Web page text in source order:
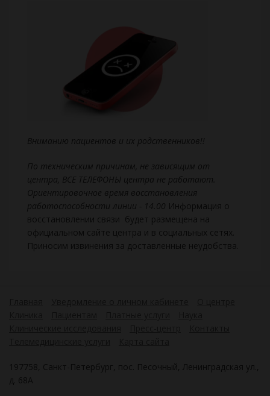
Вниманию пациентов и их родственников!!
По техническим причинам, не зависящим от
центра, ВСЕ ТЕЛЕФОНЫ центра не работают.
Ориентировочное время восстановления
работоспособности линии - 14.00 Информация о
восстановлении связи будет размещена на
официальном сайте центра и в социальных сетях.
Приносим извинения за доставленные неудобства.
197758, Санкт-Петербург, пос. Песочный, Ленинградская ул.,
д. 68А